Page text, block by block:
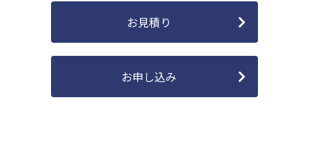
お見積り
お申し込み